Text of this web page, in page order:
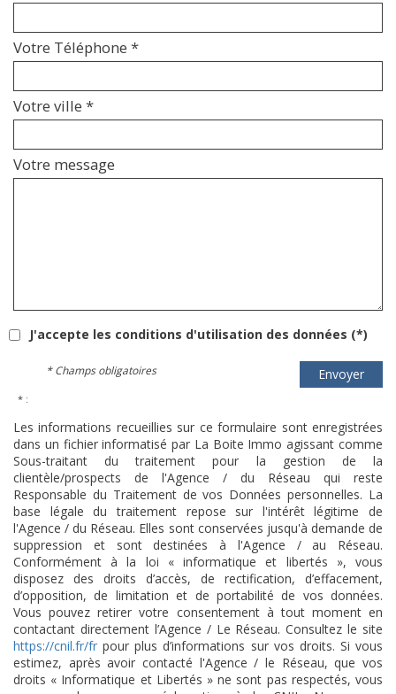
Votre Téléphone *
Votre ville *
Votre message
J'accepte les conditions d'utilisation des données (*)
Envoyer
* Champs obligatoires
* :
Les informations recueillies sur ce formulaire sont enregistrées
dans un fichier informatisé par La Boite Immo agissant comme
Sous-traitant du traitement pour la gestion de la
clientèle/prospects de l'Agence / du Réseau qui reste
Responsable du Traitement de vos Données personnelles. La
base légale du traitement repose sur l'intérêt légitime de
l'Agence / du Réseau. Elles sont conservées jusqu'à demande de
suppression et sont destinées à l'Agence / au Réseau.
Conformément à la loi « informatique et libertés », vous
disposez des droits d’accès, de rectification, d’effacement,
d’opposition, de limitation et de portabilité de vos données.
Vous pouvez retirer votre consentement à tout moment en
contactant directement l’Agence / Le Réseau. Consultez le site
https://cnil.fr/fr pour plus d’informations sur vos droits. Si vous
estimez, après avoir contacté l'Agence / le Réseau, que vos
droits « Informatique et Libertés » ne sont pas respectés, vous